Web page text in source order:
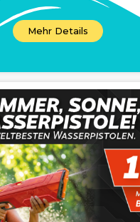
Mehr Details